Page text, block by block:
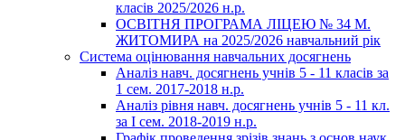
класів 2025/2026 н.р.
ОСВІТНЯ ПРОГРАМА ЛІЦЕЮ № 34 М.
ЖИТОМИРА на 2025/2026 навчальний рік
Система оцінювання навчальних досягнень
Аналіз навч. досягнень учнів 5 - 11 класів за
1 сем. 2017-2018 н.р.
Аналіз рівня навч. досягнень учнів 5 - 11 кл.
за І сем. 2018-2019 н.р.